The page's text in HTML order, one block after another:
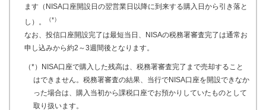
ます（NISA口座開設日の翌営業日以降に到来する購入日から引き落と
し）。
（*）
なお、投信口座開設完了は最短当日、NISAの税務署審査完了は通常お
申し込みから約2～3週間後となります。
（*）NISA口座で購入した残高は、税務署審査完了まで売却すること
はできません。税務署審査の結果、当行でNISA口座を開設できなか
った場合は、購入当初から課税口座でお預かりしていたものとして
取り扱います。